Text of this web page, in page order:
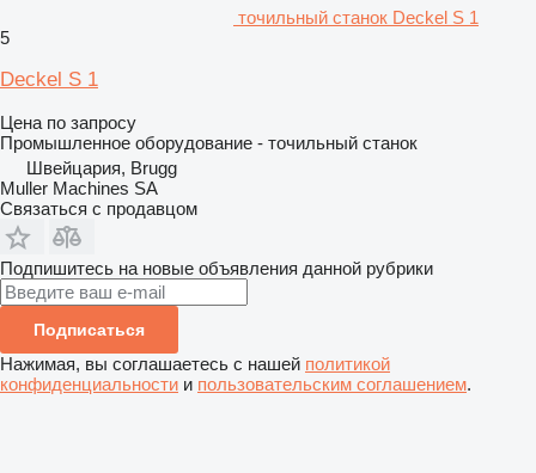
точильный станок Deckel S 1
5
Deckel S 1
Цена по запросу
Промышленное оборудование - точильный станок
Швейцария, Brugg
Muller Machines SA
Связаться с продавцом
Подпишитесь на новые объявления данной рубрики
Подписаться
Нажимая, вы соглашаетесь с нашей политикой
конфиденциальности и пользовательским соглашением.